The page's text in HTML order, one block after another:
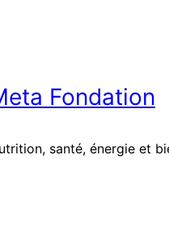
Fondation
santé, énergie et